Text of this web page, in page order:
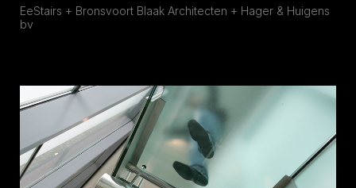
EeStairs + Bronsvoort Blaak Architecten + Hager & Huigens
bv